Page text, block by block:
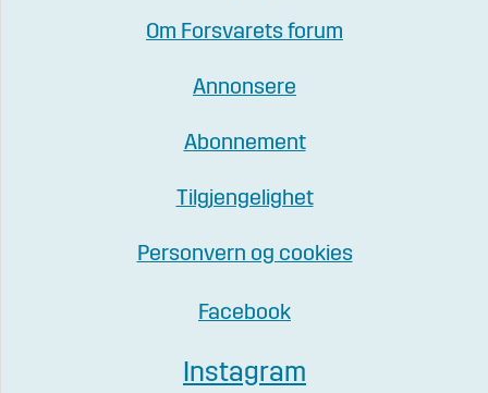
Om Forsvarets forum
Annonsere
Abonnement
Tilgjengelighet
Personvern og cookies
Facebook
Instagram